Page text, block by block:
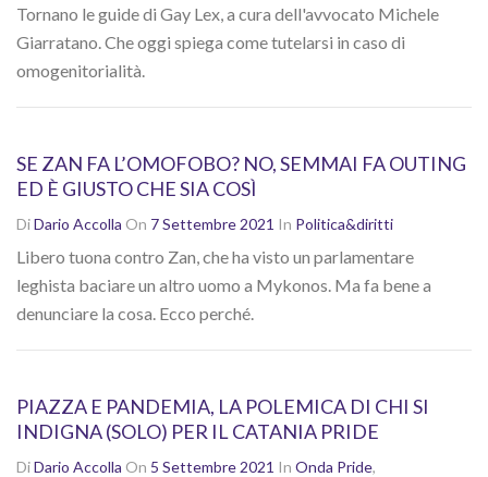
Tornano le guide di Gay Lex, a cura dell'avvocato Michele
Giarratano. Che oggi spiega come tutelarsi in caso di
omogenitorialità.
SE ZAN FA L’OMOFOBO? NO, SEMMAI FA OUTING
ED È GIUSTO CHE SIA COSÌ
DiDario Accolla On 7 Settembre 2021 In Politica&diritti
Libero tuona contro Zan, che ha visto un parlamentare
leghista baciare un altro uomo a Mykonos. Ma fa bene a
denunciare la cosa. Ecco perché.
PIAZZA E PANDEMIA, LA POLEMICA DI CHI SI
INDIGNA (SOLO) PER IL CATANIA PRIDE
DiDario Accolla On 5 Settembre 2021 In Onda Pride,